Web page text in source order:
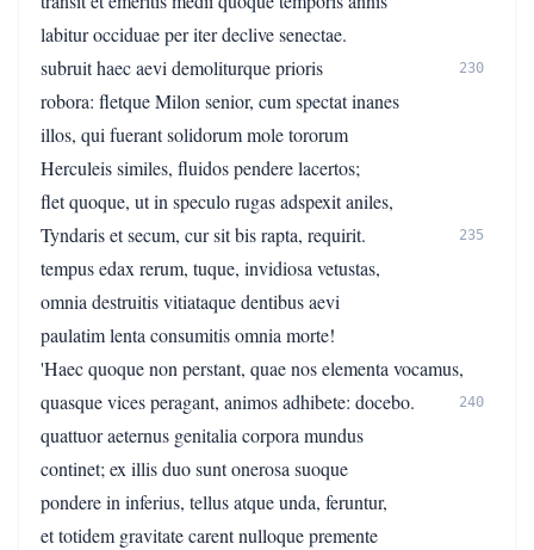
labitur occiduae per iter declive senectae.
subruit haec aevi demoliturque prioris
230
robora: fletque Milon senior, cum spectat inanes
illos, qui fuerant solidorum mole tororum
Herculeis similes, fluidos pendere lacertos;
flet quoque, ut in speculo rugas adspexit aniles,
Tyndaris et secum, cur sit bis rapta, requirit.
235
tempus edax rerum, tuque, invidiosa vetustas,
omnia destruitis vitiataque dentibus aevi
paulatim lenta consumitis omnia morte!
'Haec quoque non perstant, quae nos elementa vocamus,
quasque vices peragant, animos adhibete: docebo.
240
quattuor aeternus genitalia corpora mundus
continet; ex illis duo sunt onerosa suoque
pondere in inferius, tellus atque unda, feruntur,
et totidem gravitate carent nulloque premente